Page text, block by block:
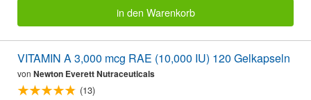
in den Warenkorb
VITAMIN A 3,000 mcg RAE (10,000 IU) 120 Gelkapseln
von Newton Everett Nutraceuticals
(13)